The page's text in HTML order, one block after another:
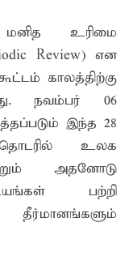
உரிமை
Review) என
காலத்திற்கு
நவம்பர் 06
இந்த 28
உலக
அதனோடு
பற்றி